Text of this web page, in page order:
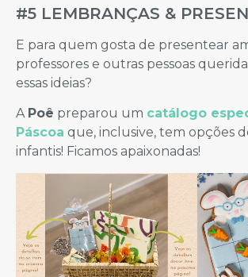
#5 LEMBRANÇAS &
E para quem gosta de presentear
professores e outras pessoas
essas ideias?
A Poê preparou um catálogo
Páscoa que, inclusive, tem opções
infantis! Ficamos apaixonadas!